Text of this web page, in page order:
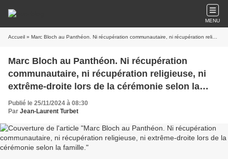
MENU
Accueil » Marc Bloch au Panthéon. Ni récupération communautaire, ni récupération religieuse, ni extrême-droite lors de la cérémonie selon la famille.
Marc Bloch au Panthéon. Ni récupération
communautaire, ni récupération religieuse, ni
extrême-droite lors de la cérémonie selon la
famille.
Publié le 25/11/2024 à 08:30
Par Jean-Laurent Turbet